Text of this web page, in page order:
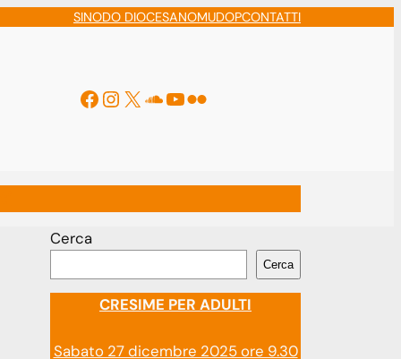
SINODO DIOCESANOMUDOPCONTATTI
Facebook
Instagram
X Soundcloud
YouTube
Flickr
Cerca
Cerca
CRESIME PER ADULTI
Sabato 27 dicembre 2025 ore 9.30